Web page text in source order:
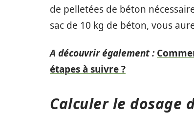
de pelletées de béton
sac de 10 kg de béton, vous
A découvrir également :
étapes à suivre ?
Calculer le dosage